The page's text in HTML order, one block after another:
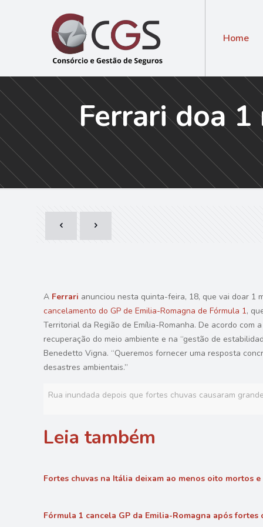
Home
Ferrari doa
A Ferrari anunciou nesta quinta-feira, 18, que vai doar 1
cancelamento do GP de Emilia-Romagna de Fórmula 1,
Territorial da Região de Emília-Romanha. De acordo
recuperação do meio ambiente e na “gestão de
Benedetto Vigna. “Queremos fornecer uma resposta
desastres ambientais.”
Rua inundada depois que fortes chuvas causaram
Leia também
Fortes chuvas na Itália deixam ao menos oito mortos
Fórmula 1 cancela GP da Emilia-Romagna após